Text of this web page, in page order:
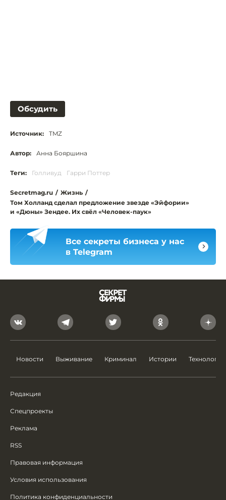
Обсудить
Источник: TMZ
Автор: Анна Бояршина
Теги: Голливуд Гарри Поттер
Secretmag.ru / Жизнь /
Том Холланд сделал предложение звезде «Эйфории»
и «Дюны» Зендее. Их свёл «Человек-паук»
Все секреты бизнеса у нас
в Telegram
Новости Выживание Криминал Истории Технологии
Редакция
Спецпроекты
Реклама
RSS
Правовая информация
Условия использования
Политика конфиденциальности